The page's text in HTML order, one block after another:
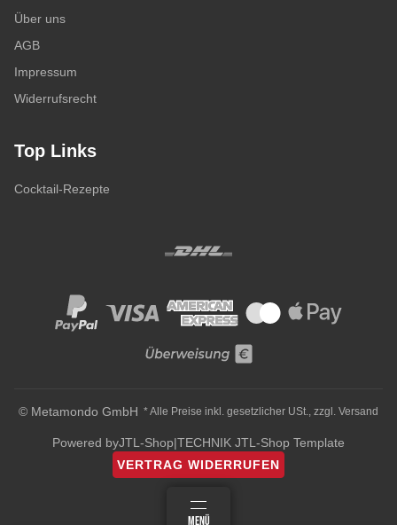
Über uns
AGB
Impressum
Widerrufsrecht
Top Links
Cocktail-Rezepte
© Metamondo GmbH * Alle Preise inkl. gesetzlicher USt., zzgl. Versand
Powered byJTL-Shop|TECHNIK JTL-Shop Template
VERTRAG WIDERRUFEN
MENÜ